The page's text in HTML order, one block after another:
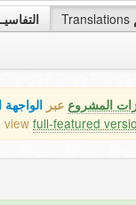
Translations
المشروع عبر الواجهة
viewfull-featured